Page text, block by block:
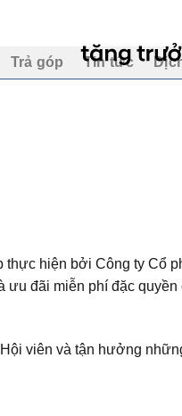
Trả góp Tin tức
hiện bởi Công ty Cổ
đãi miễn phí đặc
viên và tận hưởng